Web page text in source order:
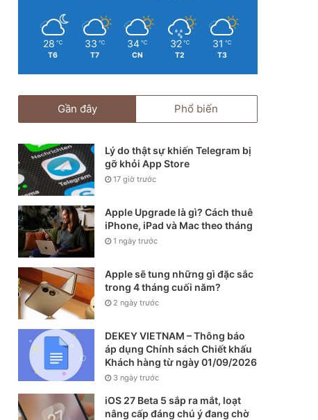
28 ℃
T6
33 ℃
T7
34 ℃
CN
32 ℃
T2
31 ℃
T3
Gần đây Phổ biến
Lý do thật sự khiến Telegram bị
gỡ khỏi App Store
17 giờ trước
Apple Upgrade là gì? Cách thuê
iPhone, iPad và Mac theo tháng
1 ngày trước
Apple sẽ tung những gì đặc sắc
trong 4 tháng cuối năm?
2 ngày trước
DEKEY VIETNAM – Thông báo
áp dụng Chính sách Chiết khấu
Khách hàng từ ngày 01/09/2026
3 ngày trước
iOS 27 Beta 5 sắp ra mắt, loạt
nâng cấp đáng chú ý đang chờ